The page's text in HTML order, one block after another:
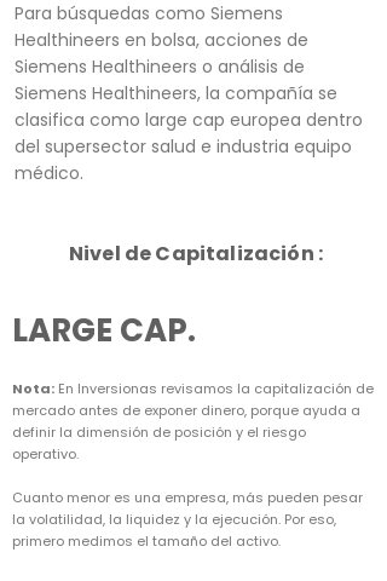
Para búsquedas como Siemens
Healthineers en bolsa, acciones de
Siemens Healthineers o análisis de
Siemens Healthineers, la compañía se
clasifica como large cap europea dentro
del supersector salud e industria equipo
médico.
Nivel de Capitalización :
LARGE CAP.
Nota: En Inversionas revisamos la capitalización de
mercado antes de exponer dinero, porque ayuda a
definir la dimensión de posición y el riesgo
operativo.
Cuanto menor es una empresa, más pueden pesar
la volatilidad, la liquidez y la ejecución. Por eso,
primero medimos el tamaño del activo.